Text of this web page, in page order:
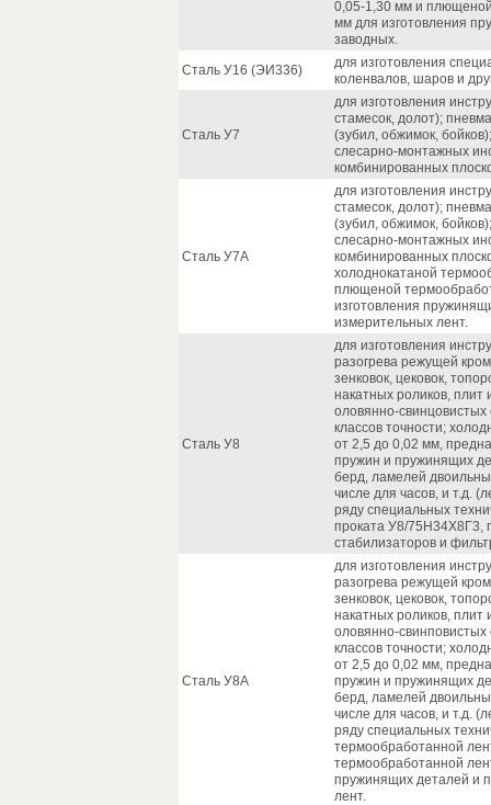
0,05-1,30 мм и
мм для изготовления
заводных.
Сталь У16 (ЭИ336)
для изготовления
коленвалов, шаров и
Сталь У7
для изготовления
стамесок, долот);
(зубил, обжимок,
слесарно-монтажных
комбинированных
Сталь У7А
для изготовления
стамесок, долот);
(зубил, обжимок,
слесарно-монтажных
комбинированных
холоднокатаной
плющеной
изготовления
измерительных лент.
Сталь У8
для изготовления
разогрева режущей
зенковок, цековок,
накатных роликов,
оловянно-
классов точности;
от 2,5 до 0,02 мм,
пружин и пружинящих
берд, ламелей
числе для часов, и т.д.
ряду специальных
проката У8/75Н34Х8Г3,
стабилизаторов и
Сталь У8А
для изготовления
разогрева режущей
зенковок, цековок,
накатных роликов,
оловянно-
классов точности;
от 2,5 до 0,02 мм,
пружин и пружинящих
берд, ламелей
числе для часов, и т.д.
ряду специальных
термообработанной
термообработанной
пружинящих деталей и
лент.